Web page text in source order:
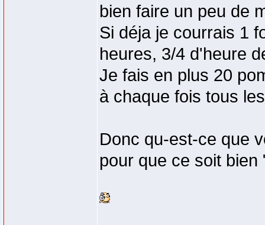
bien faire un peu de
Si déja je courrais 1
heures, 3/4 d'heure
Je fais en plus 20
à chaque fois tous
Donc qu-est-ce que
pour que ce soit